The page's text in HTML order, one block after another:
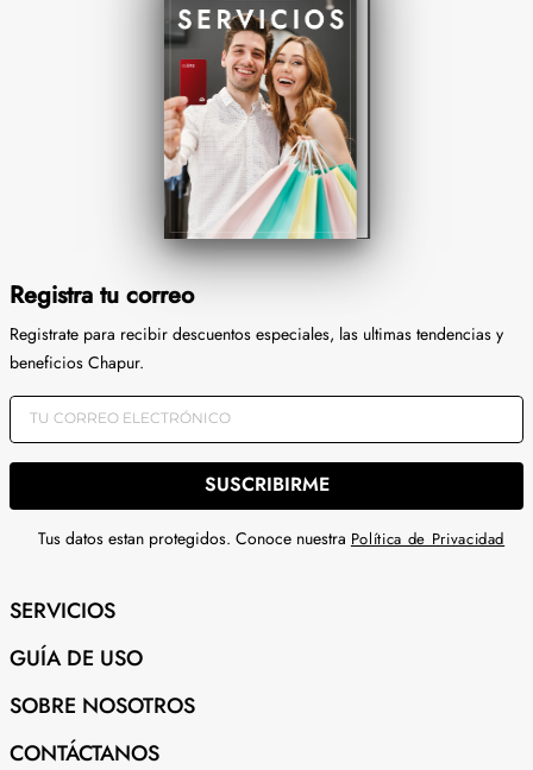
Registra tu correo
Registrate para recibir descuentos especiales, las ultimas tendencias y
beneficios Chapur.
SUSCRIBIRME
Tus datos estan protegidos. Conoce nuestra Política de Privacidad
SERVICIOS
GUÍA DE USO
SOBRE NOSOTROS
CONTÁCTANOS